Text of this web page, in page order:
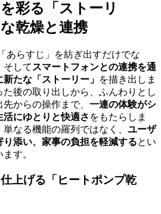
彩る「ストーリ
乾燥と連携
あらすじ」を紡ぎ出すだけでな
そして スマートフォンとの連携を通
たな「ストーリー」 を描き出しま
後の取り出しから、ふんわりとし
からの操作まで、 一連の体験がシ
にゆとりと快適さ をもたらしま
なる機能の羅列ではなく、 ユーザ
添い、家事の負担を軽減するとい
す。
上げる「ヒートポンプ乾